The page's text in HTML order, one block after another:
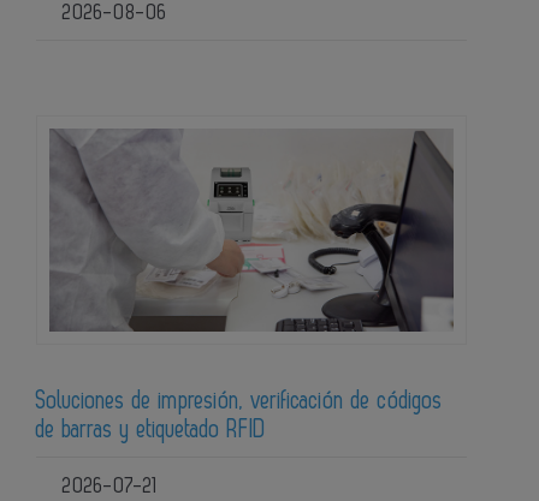
2026-08-06
Soluciones de impresión, verificación de códigos
de barras y etiquetado RFID
2026-07-21